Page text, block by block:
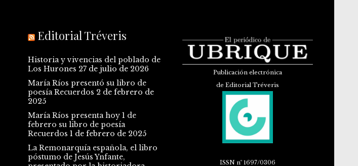
Editorial Tréveris
Historia y vivencias del poblado de
Los Hurones 27 de julio de 2026
María Ríos presentó su libro de
poesía Recuerdos 2 de febrero de
2025
María Ríos presenta hoy 1 de
febrero su libro de poesía
Recuerdos 1 de febrero de 2025
La Remonarquía española, el libro
póstumo de Jesús Ynfante,
Publicación electrónica
de Editorial Tréveris
ISSNnº 1697/0306